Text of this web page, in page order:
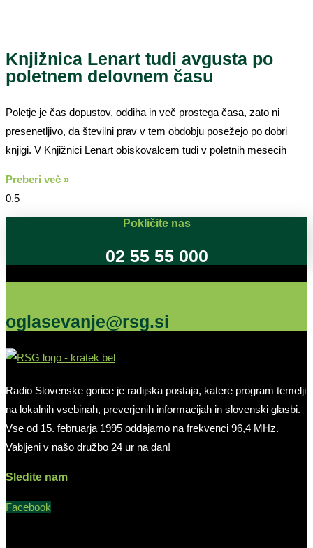
Knjižnica Lenart tudi avgusta po
poletnem delovnem času
Poletje je čas dopustov, oddiha in več prostega časa, zato ni
presenetljivo, da številni prav v tem obdobju posežejo po dobri
knjigi. V Knjižnici Lenart obiskovalcem tudi v poletnih mesecih
Preberi več »
Pokličite nas
02 55 55 000
oglasevanje@rsg.si
Radio Slovenske gorice je radijska postaja, katere program temelji
na lokalnih vsebinah, preverjenih informacijah in slovenski glasbi.
Vse od 15. februarja 1995 oddajamo na frekvenci 96,4 MHz.
Vabljeni v našo družbo 24 ur na dan!
Sledite nam
Facebook